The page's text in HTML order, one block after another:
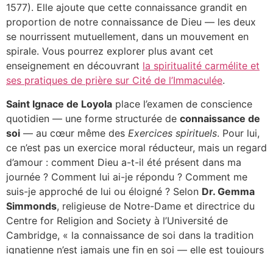
1577). Elle ajoute que cette connaissance grandit en
proportion de notre connaissance de Dieu — les deux
se nourrissent mutuellement, dans un mouvement en
spirale. Vous pourrez explorer plus avant cet
enseignement en découvrant la spiritualité carmélite et
ses pratiques de prière sur Cité de l’Immaculée.
Saint Ignace de Loyola place l’examen de conscience
quotidien — une forme structurée de connaissance de
soi — au cœur même des Exercices spirituels. Pour lui,
ce n’est pas un exercice moral réducteur, mais un regard
d’amour : comment Dieu a-t-il été présent dans ma
journée ? Comment lui ai-je répondu ? Comment me
suis-je approché de lui ou éloigné ? Selon Dr. Gemma
Simmonds, religieuse de Notre-Dame et directrice du
Centre for Religion and Society à l’Université de
Cambridge, « la connaissance de soi dans la tradition
ignatienne n’est jamais une fin en soi — elle est toujours